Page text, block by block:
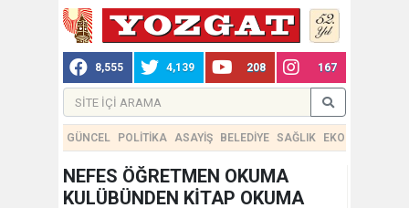
8,555 4,139 208 167
GÜNCEL POLİTİKA ASAYİŞ BELEDİYE SAĞLIK EKONOMİ
NEFES ÖĞRETMEN OKUMA
KULÜBÜNDEN KİTAP OKUMA